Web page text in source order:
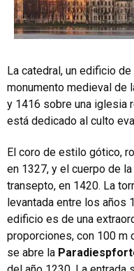
La catedral, un edificio
monumento medieval de
y 1416 sobre una iglesia
está dedicado al culto
El coro de estilo gótico,
en 1327, y el cuerpo de
transepto, en 1420. La
levantada entre los años
edificio es de una
proporciones, con 100 m
se abre la